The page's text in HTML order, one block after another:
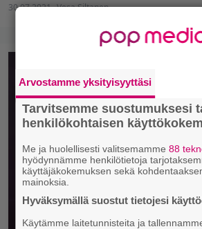
30.07.2021 Vesa Siltanen
Arvostamme yksityisyyttäsi
Tarvitsemme suostumuksesi
henkilökohtaisen
Me ja huolellisesti valitsemamme88
hyödynnämme henkilötietoja
käyttäjäkokemuksen sekä
mainoksia.
Hyväksymällä suostut tietojesi
Käytämme laitetunnisteita ja